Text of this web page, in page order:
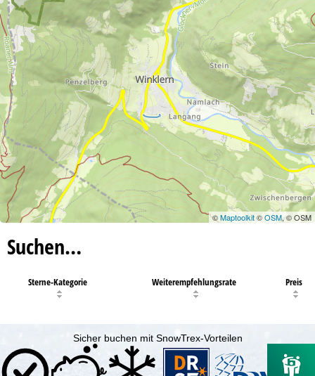
©Maptoolkit©OSM, © OSM
Suchen…
Sterne-Kategorie Weiterempfehlungsrate Preis
Sicher buchen mit SnowTrex-Vorteilen